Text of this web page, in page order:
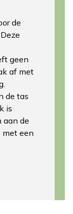
de
geen
af met
de tas
is
aan de
met een